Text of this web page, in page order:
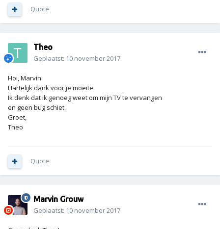
Quote
Theo
Geplaatst: 10 november 2017
Hoi, Marvin
Hartelijk dank voor je moeite.
Ik denk dat ik genoeg weet om mijn TV te vervangen
en geen bug schiet.
Groet,
Theo
Quote
Marvin Grouw
Geplaatst: 10 november 2017